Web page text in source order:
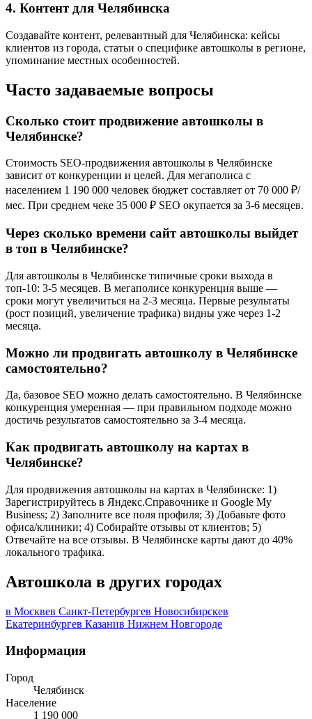
4. Контент для Челябинска
Создавайте контент, релевантный для Челябинска: кейсы
клиентов из города, статьи о специфике автошколы в регионе,
упоминание местных особенностей.
Часто задаваемые вопросы
Сколько стоит продвижение автошколы в
Челябинске?
Стоимость SEO-продвижения автошколы в Челябинске
зависит от конкуренции и целей. Для мегаполиса с
населением 1 190 000 человек бюджет составляет от 70 000 ₽/
мес. При среднем чеке 35 000 ₽ SEO окупается за 3-6 месяцев.
Через сколько времени сайт автошколы выйдет
в топ в Челябинске?
Для автошколы в Челябинске типичные сроки выхода в
топ-10: 3-5 месяцев. В мегаполисе конкуренция выше —
сроки могут увеличиться на 2-3 месяца. Первые результаты
(рост позиций, увеличение трафика) видны уже через 1-2
месяца.
Можно ли продвигать автошколу в Челябинске
самостоятельно?
Да, базовое SEO можно делать самостоятельно. В Челябинске
конкуренция умеренная — при правильном подходе можно
достичь результатов самостоятельно за 3-4 месяца.
Как продвигать автошколу на картах в
Челябинске?
Для продвижения автошколы на картах в Челябинске: 1)
Зарегистрируйтесь в Яндекс.Справочнике и Google My
Business; 2) Заполните все поля профиля; 3) Добавьте фото
офиса/клиники; 4) Собирайте отзывы от клиентов; 5)
Отвечайте на все отзывы. В Челябинске карты дают до 40%
локального трафика.
Автошкола в других городах
в Москвев Санкт-Петербургев Новосибирскев
Екатеринбургев Казанив Нижнем Новгороде
Информация
Город
Челябинск
Население
1 190 000